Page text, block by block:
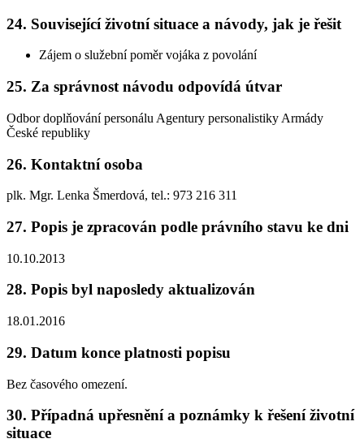
24. Související životní situace a návody, jak je řešit
Zájem o služební poměr vojáka z povolání
25. Za správnost návodu odpovídá útvar
Odbor doplňování personálu Agentury personalistiky Armády
České republiky
26. Kontaktní osoba
plk. Mgr. Lenka Šmerdová, tel.: 973 216 311
27. Popis je zpracován podle právního stavu ke dni
10.10.2013
28. Popis byl naposledy aktualizován
18.01.2016
29. Datum konce platnosti popisu
Bez časového omezení.
30. Případná upřesnění a poznámky k řešení životní
situace